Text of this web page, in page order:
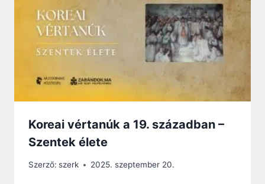
Koreai vértanúk a 19. században –
Szentek élete
Szerző: szerk 2025. szeptember 20.